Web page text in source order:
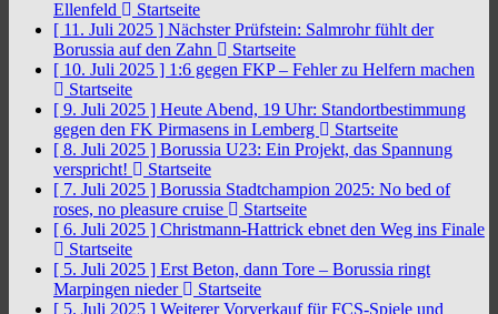
Ellenfeld
Startseite
[ 11. Juli 2025 ] Nächster Prüfstein: Salmrohr fühlt der
Borussia auf den Zahn
Startseite
[ 10. Juli 2025 ] 1:6 gegen FKP – Fehler zu Helfern machen
Startseite
[ 9. Juli 2025 ] Heute Abend, 19 Uhr: Standortbestimmung
gegen den FK Pirmasens in Lemberg
Startseite
[ 8. Juli 2025 ] Borussia U23: Ein Projekt, das Spannung
verspricht!
Startseite
[ 7. Juli 2025 ] Borussia Stadtchampion 2025: No bed of
roses, no pleasure cruise
Startseite
[ 6. Juli 2025 ] Christmann-Hattrick ebnet den Weg ins Finale
Startseite
[ 5. Juli 2025 ] Erst Beton, dann Tore – Borussia ringt
Marpingen nieder
Startseite
[ 5. Juli 2025 ] Weiterer Vorverkauf für FCS-Spiele und